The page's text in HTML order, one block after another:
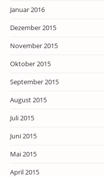
Januar 2016
Dezember 2015
November 2015
Oktober 2015
September 2015
August 2015
Juli 2015
Juni 2015
Mai 2015
April 2015